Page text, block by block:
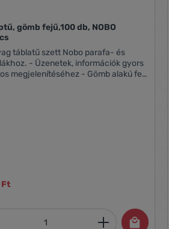
mennyiséget, vagy
db, NOBO
táblatű szett Nobo parafa- és
információk gyors
- Gömb alakú fej
Ft
Adja